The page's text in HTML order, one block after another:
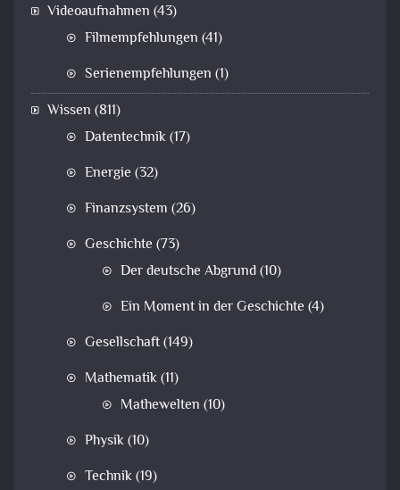
Videoaufnahmen (43)
Filmempfehlungen (41)
Serienempfehlungen (1)
Wissen (811)
Datentechnik(17)
Energie (32)
Finanzsystem (26)
Geschichte (73)
Der deutsche Abgrund(10)
Ein Moment in der Geschichte (4)
Gesellschaft(149)
Mathematik(11)
Mathewelten (10)
Physik(10)
Technik(19)